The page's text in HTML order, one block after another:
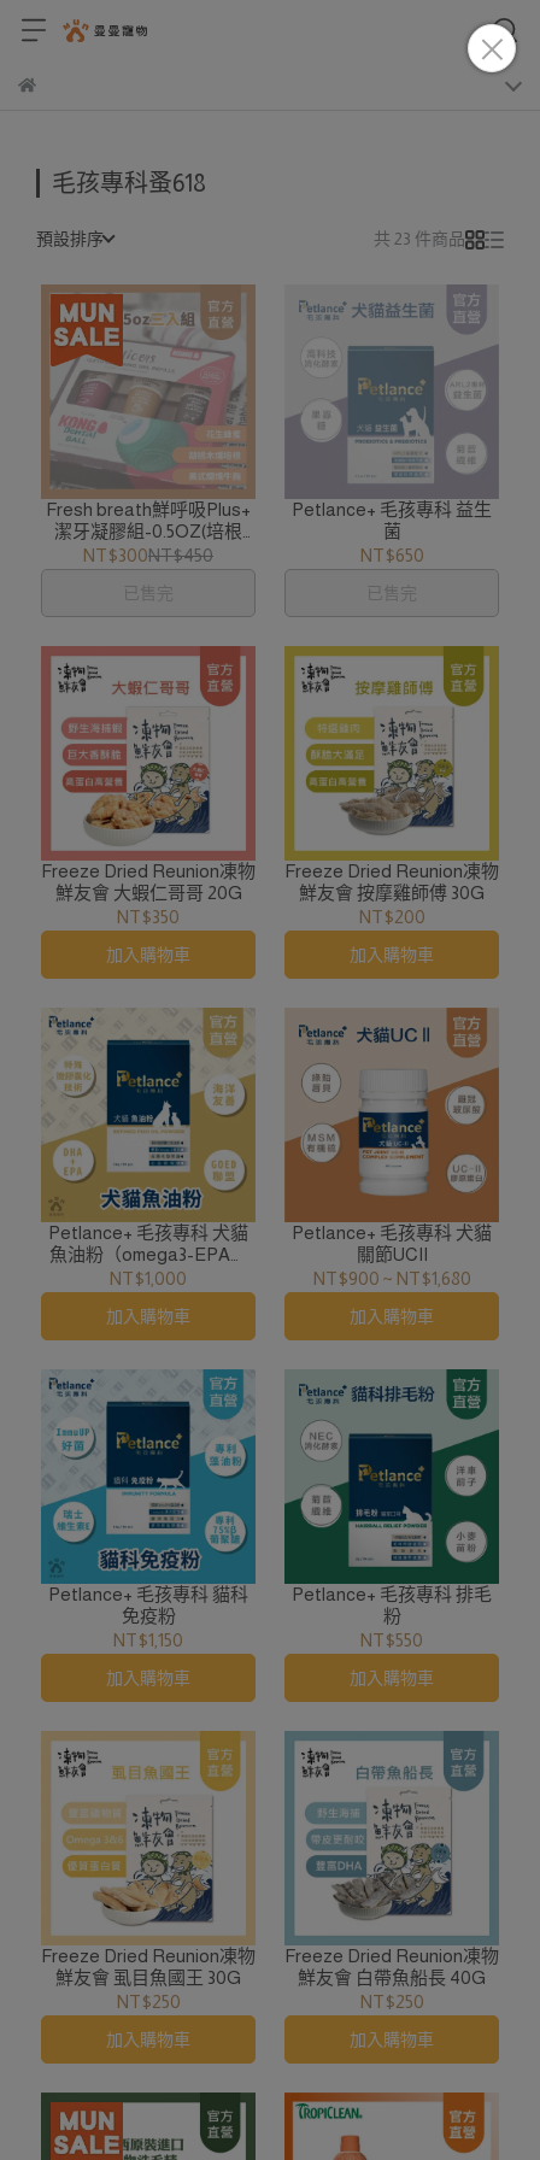
毛孩專科蚤618
預設排序 共 23 件商品
Fresh breath鮮呼吸Plus+
潔牙凝膠組-0.5OZ(培根
+花生蜂蜜+牛胸)
NT$300NT$450
已售完
Petlance+ 毛孩專科 益生
菌
NT$650
已售完
Freeze Dried Reunion凍物
鮮友會 大蝦仁哥哥 20G
NT$350
加入購物車
Freeze Dried Reunion凍物
鮮友會 按摩雞師傅 30G
NT$200
加入購物車
Petlance+ 毛孩專科 犬貓
魚油粉（omega3-EPA、
DHA）
NT$1,000
加入購物車
Petlance+ 毛孩專科 犬貓
關節UCII
NT$900 ~ NT$1,680
加入購物車
Petlance+ 毛孩專科 貓科
免疫粉
NT$1,150
加入購物車
Petlance+ 毛孩專科 排毛
粉
NT$550
加入購物車
Freeze Dried Reunion凍物
鮮友會 虱目魚國王 30G
NT$250
加入購物車
Freeze Dried Reunion凍物
鮮友會 白帶魚船長 40G
NT$250
加入購物車